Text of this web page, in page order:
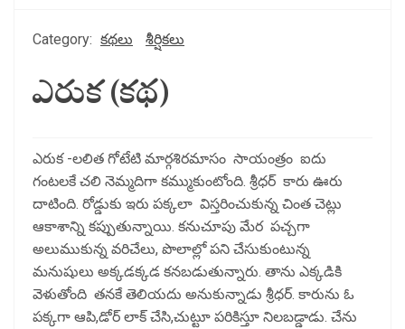
Category: కథలు శీర్షికలు
ఎరుక (కథ)
ఎరుక -లలిత గోటేటి మార్గశిరమాసం సాయంత్రం ఐదు
గంటలకే చలి నెమ్మదిగా కమ్ముకుంటోంది. శ్రీధర్ కారు ఊరు
దాటింది. రోడ్డుకు ఇరు పక్కలా విస్తరించుకున్న చింత చెట్లు
ఆకాశాన్ని కప్పుతున్నాయి. కనుచూపు మేర పచ్చగా
అలుముకున్న వరిచేలు, పొలాల్లో పని చేసుకుంటున్న
మనుషులు అక్కడక్కడ కనబడుతున్నారు. తాను ఎక్కడికి
వెళుతోంది తనకే తెలియదు అనుకున్నాడు శ్రీధర్. కారును ఓ
పక్కగా ఆపి,డోర్ లాక్ చేసి,చుట్టూ పరికిస్తూ నిలబడ్డాడు. చేను